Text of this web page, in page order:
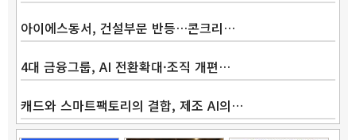
Band
아이에스동서, 건설부문 반등…콘크리…
4대 금융그룹, AI 전환확대·조직 개편…
캐드와 스마트팩토리의 결합, 제조 AI의…